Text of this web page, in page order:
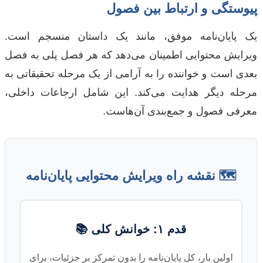
پیوستگی و ارتباط بین فصول
یک پایان‌نامه موفق، مانند یک داستان منسجم است.
ویرایش محتوایی اطمینان می‌دهد که هر فصل پلی به فصل
بعدی است و خواننده را به آرامی از یک مرحله تحقیقاتی به
مرحله دیگر هدایت می‌کند. این شامل ارجاعات داخلی،
معرفی فصول و جمع‌بندی آن‌هاست.
🗺️ نقشه راه ویرایش محتوایی پایان‌نامه
قدم ۱: خوانش کلی 📚
اولین بار، کل پایان‌نامه را بدون تمرکز بر جزئیات، برای